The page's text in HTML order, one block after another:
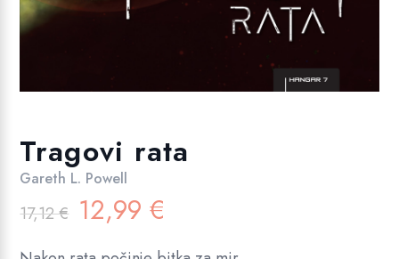
Tragovi rata
Gareth L. Powell
17,12€ Izvorna
cijena
12,99€